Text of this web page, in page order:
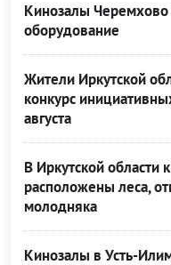
Кинозалы Черемхово
оборудование
Жители Иркутской
конкурс
августа
В Иркутской области
расположены леса,
молодняка
Кинозалы в Усть-